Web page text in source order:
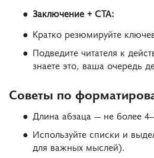
Заключение + CTA:
Кратко резюмируйте
Подведите читателя к
знаете это, ваша очередь
Советы по
Длина абзаца — не более
Используйте списки и
для важных мыслей).